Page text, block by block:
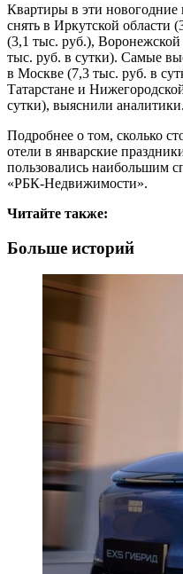
Квартиры в эти новогодние
снять в Иркутской области
(3,1 тыс. руб.),
тыс. руб. в сутки). Самые
в Москве (7,3 тыс. руб. в
Татарстане и
сутки), выяснили аналитики.
Подробнее о том, сколько
отели в январские
пользовались наибольшим
«РБК-Недвижимости».
Читайте также:
Больше историй